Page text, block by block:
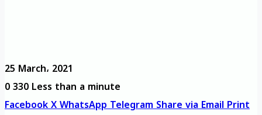
25 March، 2021
0330Less than a minute
FacebookXWhatsAppTelegramShare via EmailPrint